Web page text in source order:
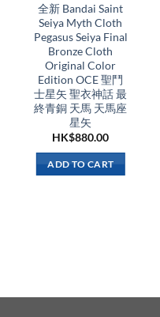
全新 Bandai Saint
Seiya Myth Cloth
Pegasus Seiya Final
Bronze Cloth
Original Color
Edition OCE 聖鬥
士星矢 聖衣神話 最
終青銅 天馬 天馬座
星矢
HK$880.00
ADD TO CART